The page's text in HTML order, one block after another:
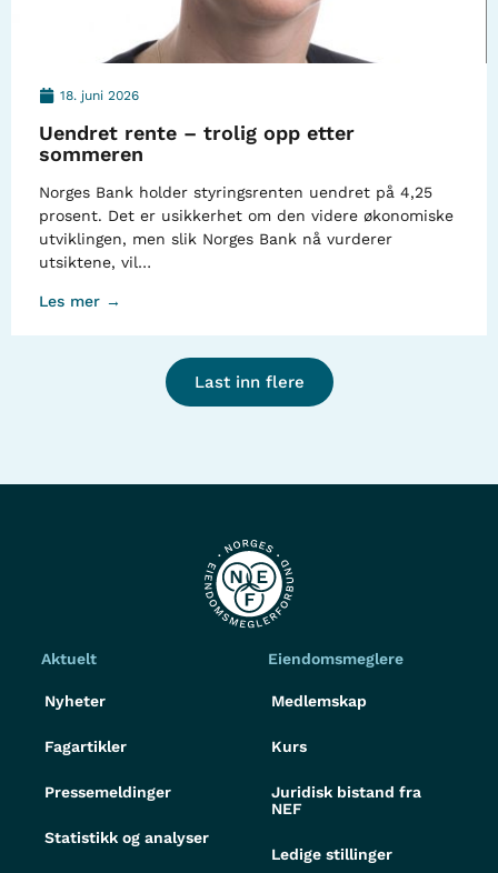
18. juni 2026
Uendret rente – trolig opp etter
sommeren
Norges Bank holder styringsrenten uendret på 4,25
prosent. Det er usikkerhet om den videre økonomiske
utviklingen, men slik Norges Bank nå vurderer
utsiktene, vil…
Les mer →
Last inn flere
Aktuelt
Nyheter
Fagartikler
Pressemeldinger
Statistikk og analyser
Eiendomsmeglere
Medlemskap
Kurs
Juridisk bistand fra
NEF
Ledige stillinger